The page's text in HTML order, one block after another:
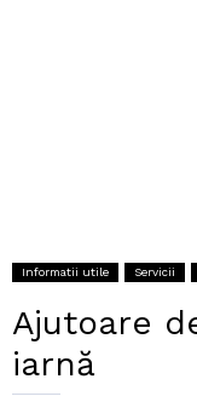
Informatii utile Servicii
Ajutoare
iarnă